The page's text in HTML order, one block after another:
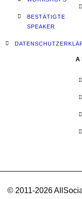
BESTÄTIGTE
SPEAKER
© 2011-2026